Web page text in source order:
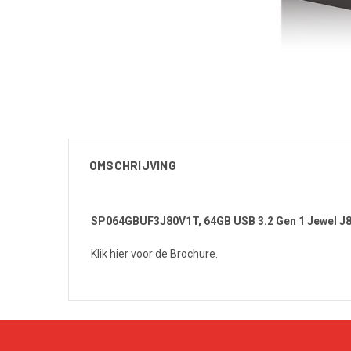
OMSCHRIJVING
SP064GBUF3J80V1T, 64GB USB 3.2 Gen 1 Jewel
Klik hier voor de Brochure.